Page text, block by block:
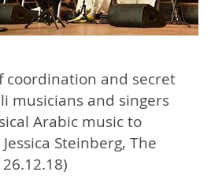
coordination and secret
musicians and singers
Arabic music to
Steinberg, The